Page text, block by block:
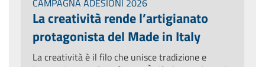
La creatività rende l’artigianato
protagonista del Made in Italy
La creatività è il filo che unisce tradizione e